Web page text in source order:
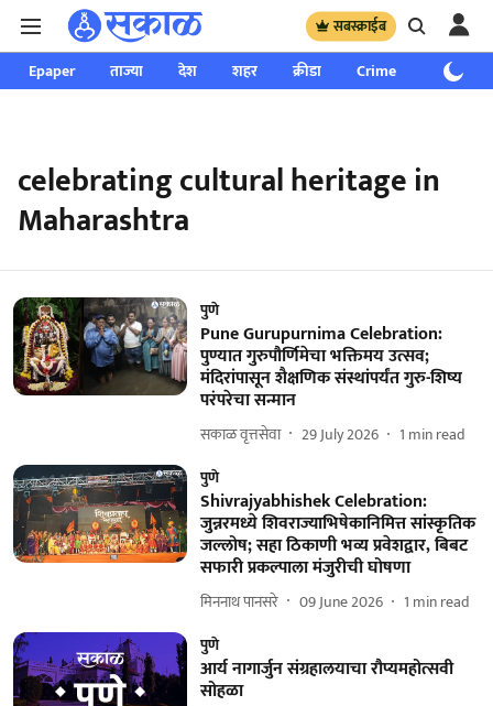
सबस्क्राईब
Epaper ताज्या देश शहर क्रीडा Crime साप्ताहिक
celebrating cultural heritage in
Maharashtra
पुणे
Pune Gurupurnima Celebration:
पुण्यात गुरुपौर्णिमेचा भक्तिमय उत्सव;
मंदिरांपासून शैक्षणिक संस्थांपर्यंत गुरु-शिष्य
परंपरेचा सन्मान
सकाळ वृत्तसेवा 29 July 2026 1 min read
पुणे
Shivrajyabhishek Celebration:
जुन्नरमध्ये शिवराज्याभिषेकानिमित्त सांस्कृतिक
जल्लोष; सहा ठिकाणी भव्य प्रवेशद्वार, बिबट
सफारी प्रकल्पाला मंजुरीची घोषणा
मिननाथ पानसरे 09 June 2026 1 min read
पुणे
आर्य नागार्जुन संग्रहालयाचा रौप्यमहोत्सवी
सोहळा